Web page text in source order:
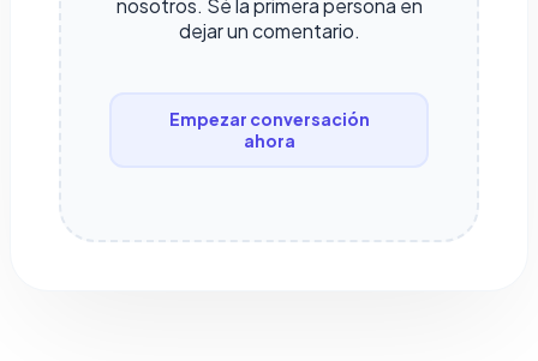
dejar un comentario.
Empezar conversación
ahora